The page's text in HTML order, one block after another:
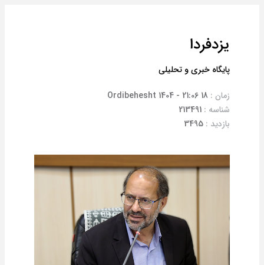
یزدفردا
پایگاه خبری و تحلیلی
زمان : 18 Ordibehesht 1404 - 21:06
شناسه : 213491
بازدید : 3495